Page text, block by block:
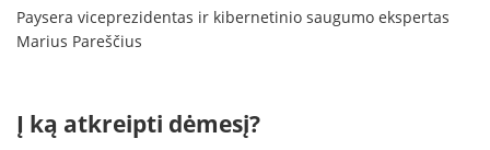
Paysera viceprezidentas ir kibernetinio saugumo ekspertas
Marius Pareščius
Į ką atkreipti dėmesį?